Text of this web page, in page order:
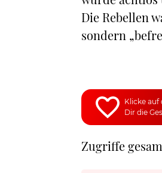
Die Rebellen
sondern
Klicke auf
Dir die
Zugriffe